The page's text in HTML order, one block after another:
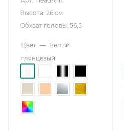
Высота: 26 см
Обхват головы: 56,5
Цвет — Белый
глянцевый